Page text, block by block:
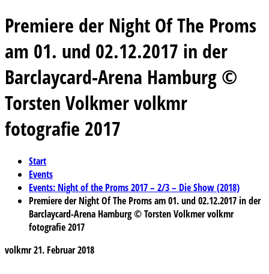
Premiere der Night Of The Proms
am 01. und 02.12.2017 in der
Barclaycard-Arena Hamburg ©
Torsten Volkmer volkmr
fotografie 2017
Start
Events
Events: Night of the Proms 2017 – 2/3 – Die Show (2018)
Premiere der Night Of The Proms am 01. und 02.12.2017 in der
Barclaycard-Arena Hamburg © Torsten Volkmer volkmr
fotografie 2017
volkmr21. Februar 2018